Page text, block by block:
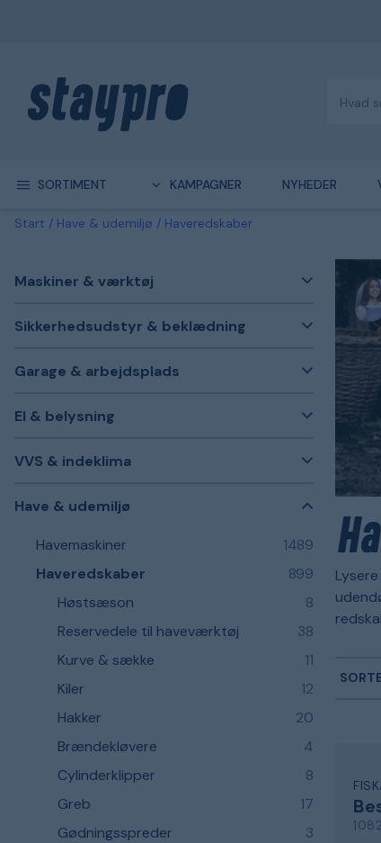
SORTIMENT KAMPAGNER NYHEDER
Start Have & udemiljø Haveredskaber
Maskiner & værktøj
Sikkerhedsudstyr & beklædning
Garage & arbejdsplads
El & belysning
VVS & indeklima
Have & udemiljø
Havemaskiner
1489
Haveredskaber
899
Høstsæson
8
Reservedele til haveværktøj
38
Kurve & sække
11
Kiler
12
Hakker
20
Brændekløvere
4
Cylinderklipper
8
Greb
17
Gødningsspreder
3